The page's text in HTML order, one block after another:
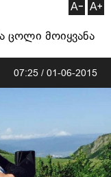
ცოლი მოიყვანა
07:25 / 01-06-2015